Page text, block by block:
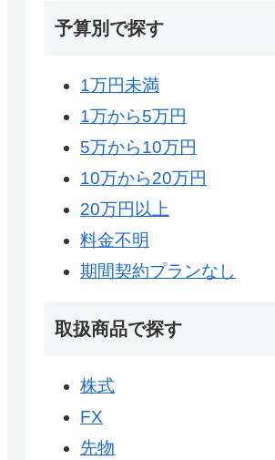
予算別で探す
1万円未満
1万から5万円
5万から10万円
10万から20万円
20万円以上
料金不明
期間契約プランなし
取扱商品で探す
株式
FX
先物